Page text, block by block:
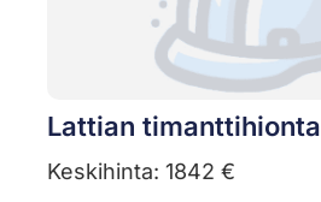
Lattian timanttihionta
Keskihinta: 1842 €